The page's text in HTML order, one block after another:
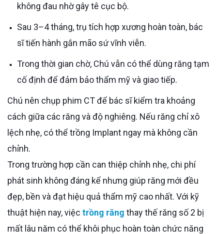
không đau nhờ gây tê cục bộ.
Sau 3–4 tháng, trụ tích hợp xương hoàn toàn, bác
sĩ tiến hành gắn mão sứ vĩnh viễn.
Trong thời gian chờ, Chú vẫn có thể dùng răng tạm
cố định để đảm bảo thẩm mỹ và giao tiếp.
Chú nên chụp phim CT để bác sĩ kiểm tra khoảng
cách giữa các răng và độ nghiêng. Nếu răng chỉ xô
lệch nhẹ, có thể trồng Implant ngay mà không cần
chỉnh.
Trong trường hợp cần can thiệp chỉnh nhẹ, chi phí
phát sinh không đáng kể nhưng giúp răng mới đều
đẹp, bền và đạt hiệu quả thẩm mỹ cao nhất. Với kỹ
thuật hiện nay, việc trồng răng thay thế răng số 2 bị
mất lâu năm có thể khôi phục hoàn toàn chức năng